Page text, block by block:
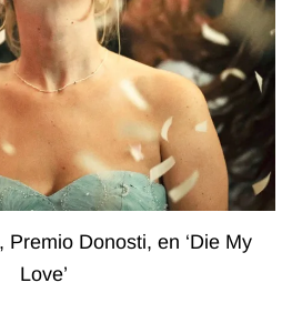
Donosti, en ‘Die My
Love’